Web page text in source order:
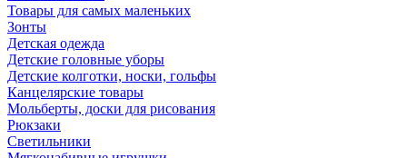
Товары для самых маленьких
Зонты
Детская одежда
Детские головные уборы
Детские колготки, носки, гольфы
Канцелярские товары
Мольберты, доски для рисования
Рюкзаки
Светильники